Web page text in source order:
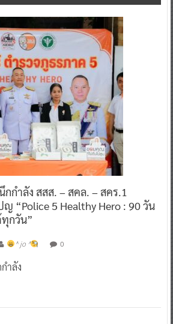
กำลัง สสส. – สคล. – สคร.1
ญ “Police 5 Healthy Hero : 90 วัน
กวัน”
^ jo ^ 0
ำลัง